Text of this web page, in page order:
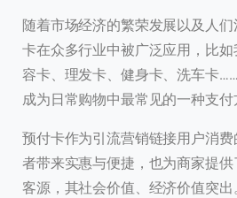
随着市场经济的繁荣发展以及人
卡在众多行业中被广泛应用，比如
容卡、理发卡、健身卡、洗车卡
成为日常购物中最常见的一种支付
预付卡作为引流营销链接用户消
者带来实惠与便捷，也为商家提
客源，其社会价值、经济价值突出